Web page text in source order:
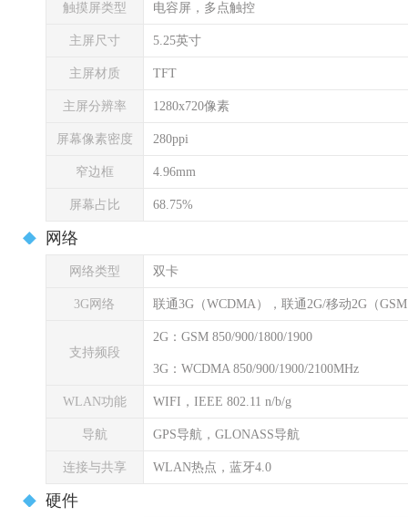
触摸屏类型 电容屏，多点触控
主屏尺寸 5.25英寸
主屏材质 TFT
主屏分辨率 1280x720像素
屏幕像素密度 280ppi
窄边框 4.96mm
屏幕占比 68.75%
网络
网络类型 双卡
3G网络 联通3G（WCDMA），联通2G/移动2G（
支持频段
2G：GSM 850/900/1800/1900
3G：WCDMA 850/900/1900/2100MHz
WLAN功能 WIFI，IEEE 802.11 n/b/g
导航 GPS导航，GLONASS导航
连接与共享 WLAN热点，蓝牙4.0
硬件